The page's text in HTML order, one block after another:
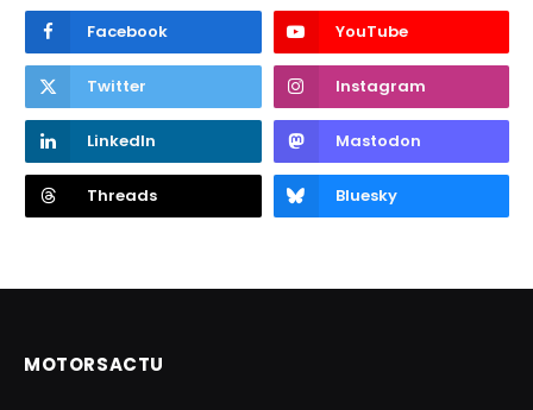
Facebook YouTube
Twitter Instagram
LinkedIn Mastodon
Threads Bluesky
MOTORSACTU